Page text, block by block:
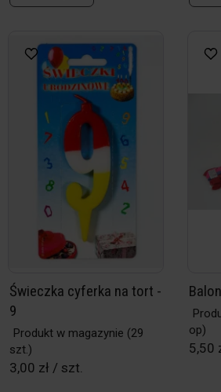
Świeczka cyferka na tort -
9
Produkt w magazynie (29
szt.)
3,00 zł / szt.
op)
5,50